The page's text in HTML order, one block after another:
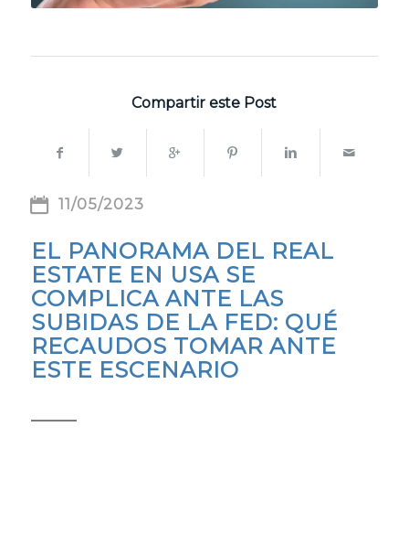
Compartir este Post
11/05/2023
EL PANORAMA DEL REAL
ESTATE EN USA SE
COMPLICA ANTE LAS
SUBIDAS DE LA FED: QUÉ
RECAUDOS TOMAR ANTE
ESTE ESCENARIO